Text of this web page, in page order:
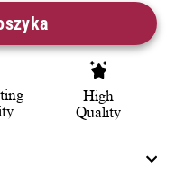
High
Quality